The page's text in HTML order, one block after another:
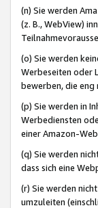
(n) Sie werden
(z. B., WebView)
(o) Sie werden
Werbeseiten oder
bewerben, die eng
(p) Sie werden in
Werbediensten
einer Amazon-
(q) Sie werden
dass sich eine
(r) Sie werden
umzuleiten